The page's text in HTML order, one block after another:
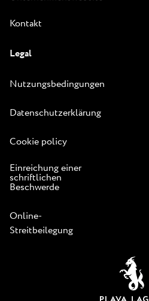
Kontakt
Legal
Nutzungsbedingungen
Datenschutzerklärung
Cookie policy
Einreichung einer
schriftlichen
Beschwerde
Online-
Streitbeilegung